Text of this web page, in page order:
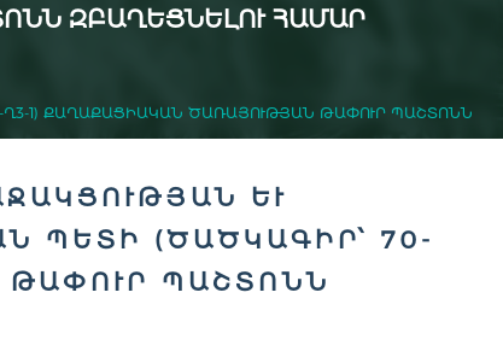
ԶԲԱՂԵՑՆԵԼՈՒ ՀԱՄԱՐ
1) ՔԱՂԱՔԱՑԻԱԿԱՆ ԾԱՌԱՅՈՒԹՅԱՆ ԹԱՓՈՒՐ ՊԱՇՏՈՆՆ Զ
ԵՒ Փ
(ԾԱԾԿԱԳԻՐ՝ 70-2
ՊԱՇՏՈՆՆ Զ